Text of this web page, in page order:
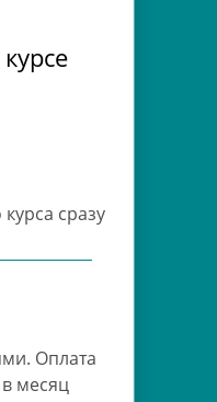
Оплата
месяц
сразу